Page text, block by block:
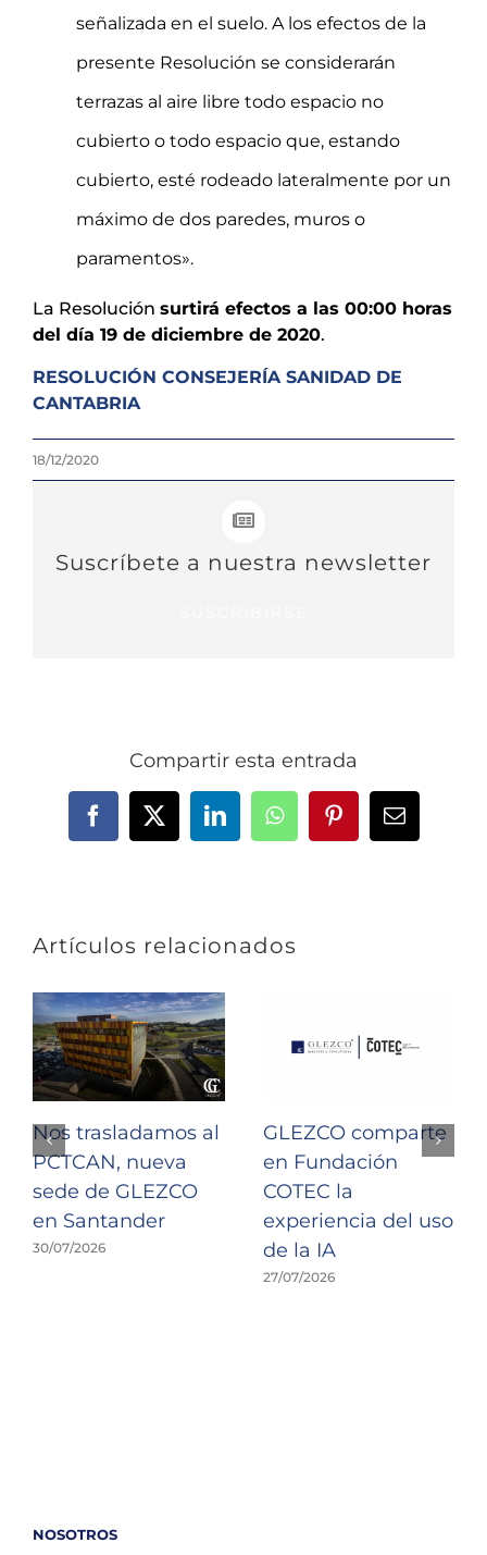
señalizada en el suelo. A los efectos de la
presente Resolución se considerarán
terrazas al aire libre todo espacio no
cubierto o todo espacio que, estando
cubierto, esté rodeado lateralmente por un
máximo de dos paredes, muros o
paramentos».
La Resolución surtirá efectos a las 00:00 horas
del día 19 de diciembre de 2020.
RESOLUCIÓN CONSEJERÍA SANIDAD DE
CANTABRIA
18/12/2020
Suscríbete a nuestra newsletter
Compartir esta entrada
Facebook
X LinkedInWhatsAppPinterestCorreo
Artículos relacionados
Nos trasladamos al
PCTCAN, nueva
sede de GLEZCO
en Santander
30/07/2026
GLEZCO comparte
en Fundación
COTEC la
experiencia del uso
de la IA
27/07/2026
NOSOTROS